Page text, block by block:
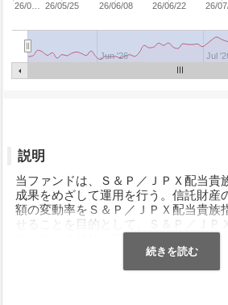
26/0… 26/05/25 26/06/08 26/06/22 26/
Jun '26 Jul
説明
当ファンドは、Ｓ＆Ｐ／ＪＰＸ配当貴
成果をめざして運用を行う。信託財産
額の変動率をＳ＆Ｐ／ＪＰＸ配当貴族
せることを目的として、Ｓ＆Ｐ／ＪＰ
投資として運用を行う。信託財産中に
の比率は、Ｓ＆Ｐ／ＪＰＸ配当貴族指